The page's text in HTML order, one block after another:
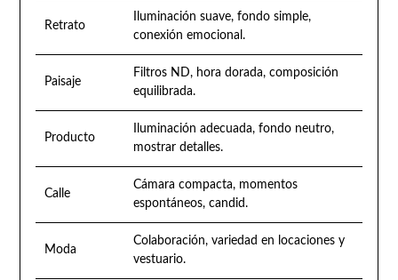
Retrato
Iluminación suave, fondo simple,
conexión emocional.
Paisaje
Filtros ND, hora dorada, composición
equilibrada.
Producto
Iluminación adecuada, fondo neutro,
mostrar detalles.
Calle
Cámara compacta, momentos
espontáneos, candid.
Moda
Colaboración, variedad en locaciones y
vestuario.